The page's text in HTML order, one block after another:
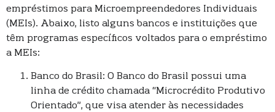
empréstimos para Microempreendedores Individuais
(MEIs). Abaixo, listo alguns bancos e instituições que
têm programas específicos voltados para o empréstimo
a MEIs:
Banco do Brasil: O Banco do Brasil possui uma
linha de crédito chamada “Microcrédito Produtivo
Orientado”, que visa atender às necessidades